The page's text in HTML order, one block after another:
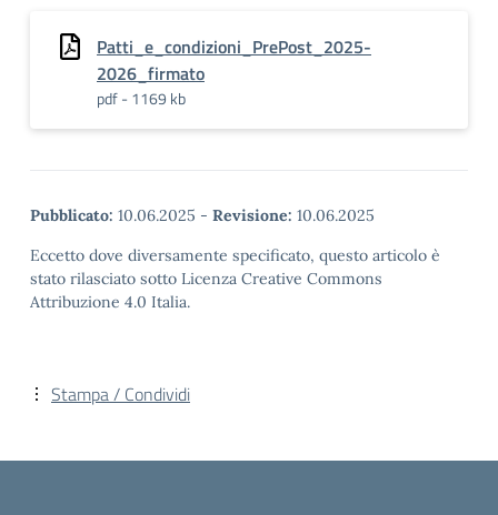
Patti_e_condizioni_PrePost_2025-
2026_firmato
pdf - 1169 kb
Pubblicato: 10.06.2025 - Revisione: 10.06.2025
Eccetto dove diversamente specificato, questo articolo è
stato rilasciato sotto Licenza Creative Commons
Attribuzione 4.0 Italia.
Stampa / Condividi